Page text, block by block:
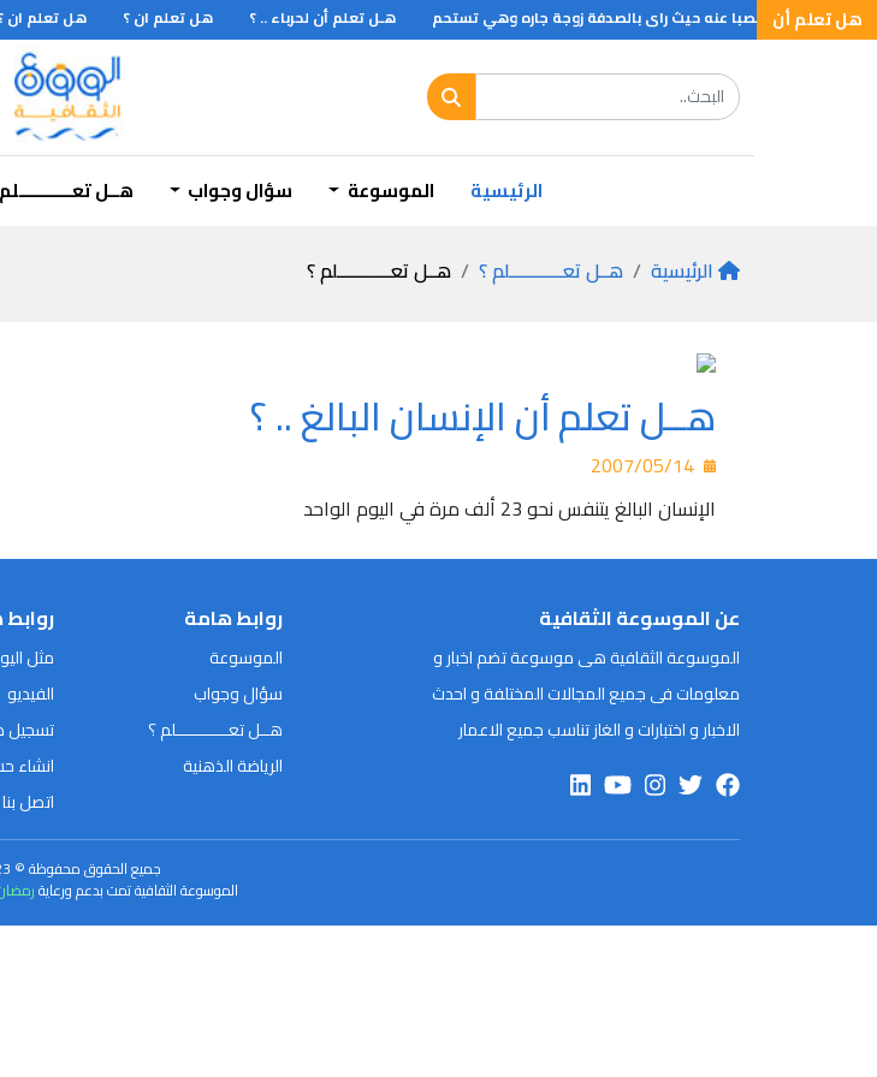
هل تعلم أن هـل تعلم أن لحرباء .. ؟ هل تعلم ان ؟ هل تعلم ان ؟
الرئيسية الموسوعة سؤال وجواب هــل
الرئيسية هــل تعـــــــــــلم ؟ هــل تعـــــــــــلم ؟
هــل تعلم أن الإنسان البالغ .. ؟
الإنسان البالغ يتنفس نحو 23 ألف مرة في اليوم الواحد
عن الموسوعة الثقافية
الموسوعة الثقافية هى موسوعة تضم اخبار و
معلومات فى جميع المجالات المختلفة و احدث
الاخبار و اختبارات و الغاز تناسب جميع الاعمار
روابط هامة
الموسوعة
سؤال وجواب
هــل تعـــــــــــلم ؟
الرياضة الذهنية
مثل
الفيديو
تسجيل
انشاء
اتصل بنا
جميع الحقوق محفوظة © 2023
الموسوعة الثقافية تمت بدعم ورعاية